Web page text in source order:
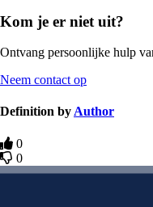
Kom je er niet uit?
Ontvang persoonlijke hulp
Neem contact op
Definition byAuthor
0
0